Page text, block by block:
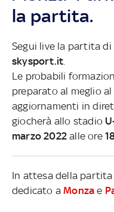
la partita.
Segui live la partita di
skysport.it
Le probabili
preparato al meglio
aggiornamenti in
giocherà allo stadio
marzo 2022 alle ore
In attesa della
dedicato aMonza e